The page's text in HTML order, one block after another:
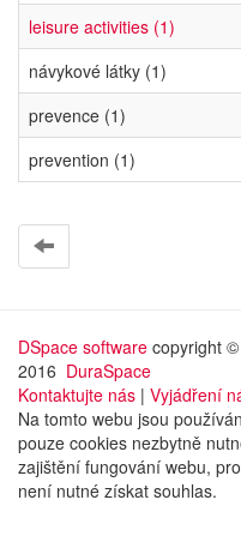
leisure activities (1)
návykové látky (1)
prevence (1)
prevention (1)
DSpace software copyright
2016 DuraSpace
Kontaktujte nás | Vyjádření
Na tomto webu jsou
pouze cookies nezbytně
zajištění fungování webu,
není nutné získat souhlas.